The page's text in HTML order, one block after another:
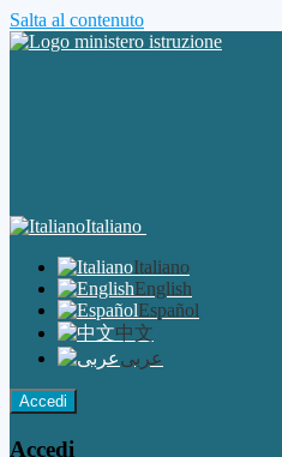
Salta al contenuto
Italiano
Italiano
English
Español
中文
عربى
Accedi
Accedi